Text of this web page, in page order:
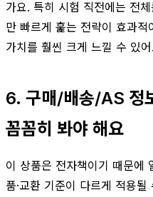
가요. 특히 시험 직전에는 전
만 빠르게 훑는 전략이 효과
가치를 훨씬 크게 느낄 수 있
6. 구매/배송/AS 정
꼼꼼히 봐야 해요
이 상품은 전자책이기 때문에
품·교환 기준이 다르게 적용